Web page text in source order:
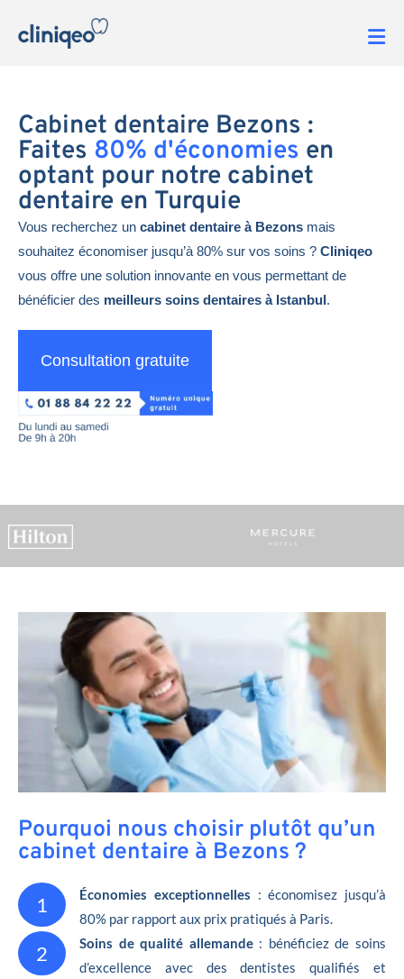
Cabinet dentaire Bezons :
Faites 80% d'économies en
optant pour notre cabinet
dentaire en Turquie
Vous recherchez un cabinet dentaire à Bezons mais
souhaitez économiser jusqu’à 80% sur vos soins ? Cliniqeo
vous offre une solution innovante en vous permettant de
bénéficier des meilleurs soins dentaires à Istanbul.
Consultation gratuite
Pourquoi nous choisir plutôt qu’un
cabinet dentaire à Bezons ?
1 Économies exceptionnelles : économisez jusqu’à
80% par rapport aux prix pratiqués à Paris.
2 Soins de qualité allemande: bénéficiez de soins
d’excellence avec des dentistes qualifiés et